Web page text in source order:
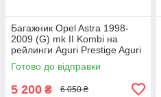
Багажник Opel Astra 1998-
2009 (G) mk II Kombi на
рейлинги Aguri Prestige Aguri
Готово до відправки
5 200 ₴ 6 050 ₴